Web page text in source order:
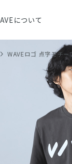
について
WAVEロゴ 点字モチ